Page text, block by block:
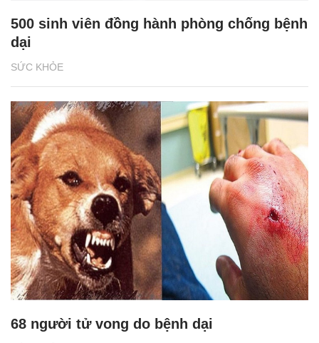
SỨC KHỎE
500 sinh viên đồng hành phòng chống bệnh
dại
68 người tử vong do bệnh dại